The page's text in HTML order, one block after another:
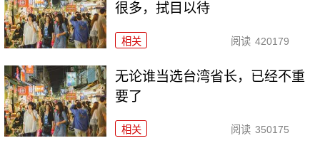
很多，拭目以待
相关 阅读 420179
无论谁当选台湾省长，已经不重
要了
相关 阅读 350175